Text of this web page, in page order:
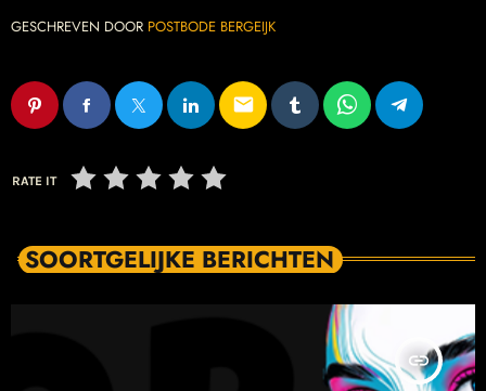
GESCHREVEN DOOR POSTBODE BERGEIJK
email
RATE IT
SOORTGELIJKE BERICHTEN
insert_link